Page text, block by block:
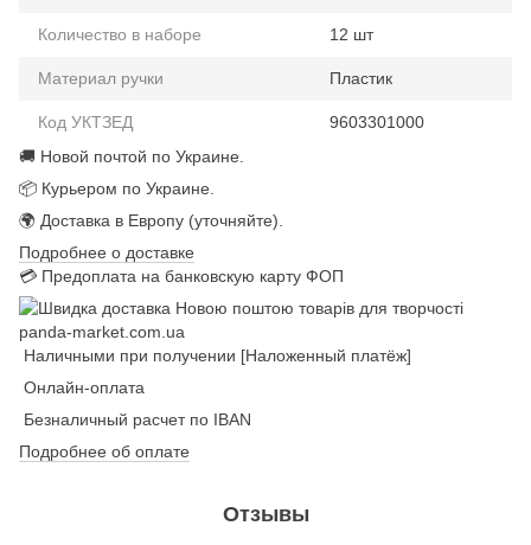
Количество в наборе 12 шт
Материал ручки Пластик
Код УКТЗЕД
9603301000
🚚 Новой почтой по Украине.
📦 Курьером по Украине.
🌍 Доставка в Европу (уточняйте).
Подробнее о доставке
💳 Предоплата на банковскую карту ФОП
Наличными при получении [Наложенный платёж]
Онлайн-оплата
Безналичный расчет по IBAN
Подробнее об оплате
Отзывы